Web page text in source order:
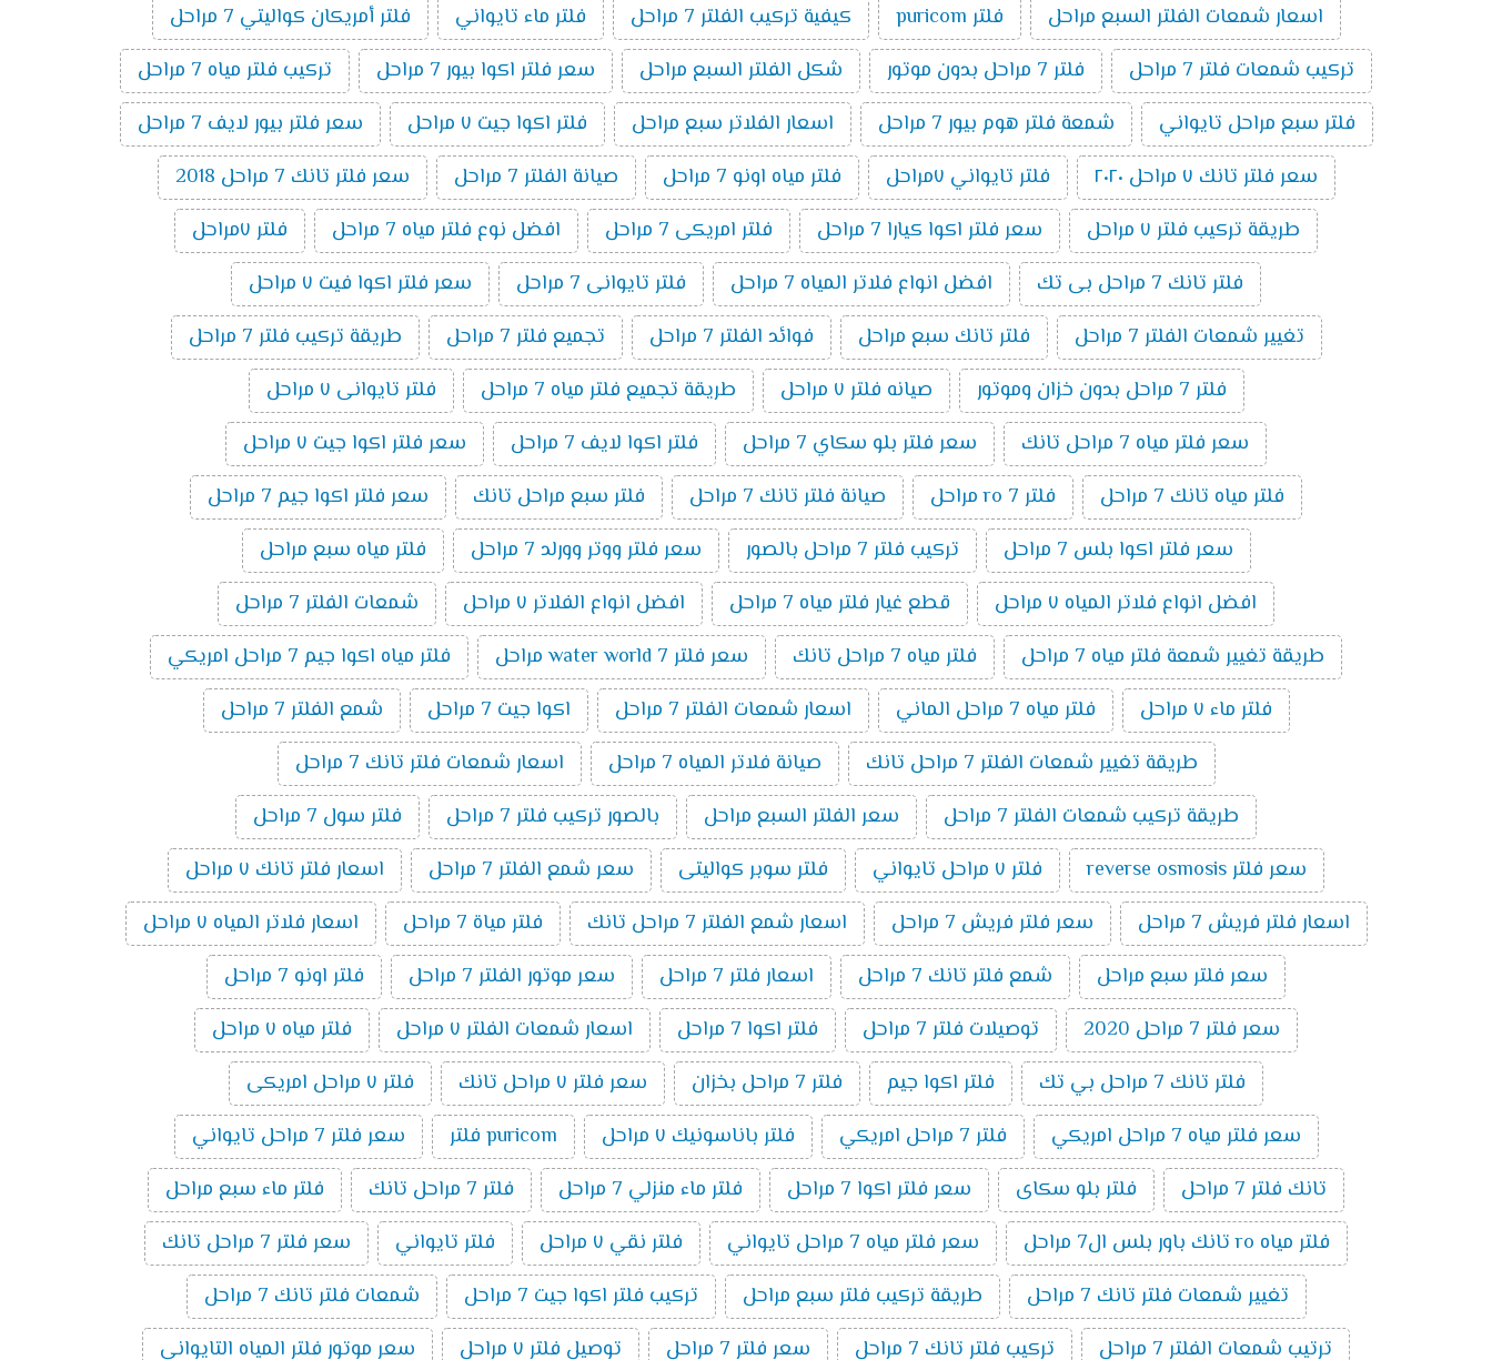
اسعار شمعات الفلتر السبع مراحل
فلتر puricom كيفية تركيب الفلتر 7 مراحل فلتر ماء تايواني
فلتر أمريكان كواليتي 7 مراحل
تركيب شمعات فلتر 7 مراحل
فلتر 7 مراحل بدون موتور شكل الفلتر السبع مراحل سعر فلتر اكوا بيور 7 مراحل
تركيب فلتر مياه 7 مراحل
فلتر سبع مراحل تايواني
شمعة فلتر هوم بيور 7 مراحل اسعار الفلاتر سبع مراحل فلتر اكوا جيت ٧ مراحل
سعر فلتر بيور لايف 7 مراحل
سعر فلتر تانك ٧ مراحل ٢٠٢٠
فلتر تايواني ٧مراحل فلتر مياه اونو 7 مراحل صيانة الفلتر 7 مراحل
سعر فلتر تانك 7 مراحل 2018
طريقة تركيب فلتر ٧ مراحل
سعر فلتر اكوا كيارا 7 مراحل فلتر امريكى 7 مراحل افضل نوع فلتر مياه 7 مراحل
فلتر ٧مراحل
فلتر تانك 7 مراحل بى تك
افضل انواع فلاتر المياه 7 مراحل فلتر تايوانى 7 مراحل
سعر فلتر اكوا فيت ٧ مراحل
تغيير شمعات الفلتر 7 مراحل
فلتر تانك سبع مراحل فوائد الفلتر 7 مراحل تجميع فلتر 7 مراحل
طريقة تركيب فلتر 7 مراحل
فلتر 7 مراحل بدون خزان وموتور
صيانه فلتر ٧ مراحل طريقة تجميع فلتر مياه 7 مراحل
فلتر تايوانى ٧ مراحل
سعر فلتر مياه 7 مراحل تانك
سعر فلتر بلو سكاي 7 مراحل فلتر اكوا لايف 7 مراحل
سعر فلتر اكوا جيت ٧ مراحل
فلتر مياه تانك 7 مراحل
فلتر ro 7 مراحل صيانة فلتر تانك 7 مراحل فلتر سبع مراحل تانك
سعر فلتر اكوا جيم 7 مراحل
سعر فلتر اكوا بلس 7 مراحل
تركيب فلتر 7 مراحل بالصور سعر فلتر ووتر وورلد 7 مراحل
فلتر مياه سبع مراحل
افضل انواع فلاتر المياه ٧ مراحل
قطع غيار فلتر مياه 7 مراحل افضل انواع الفلاتر ٧ مراحل
شمعات الفلتر 7 مراحل
طريقة تغيير شمعة فلتر مياه 7 مراحل
فلتر مياه 7 مراحل تانك سعر فلتر water world 7 مراحل
فلتر مياه اكوا جيم 7 مراحل امريكي
فلتر ماء ٧ مراحل
فلتر مياه 7 مراحل الماني اسعار شمعات الفلتر 7 مراحل اكوا جيت 7 مراحل
شمع الفلتر 7 مراحل
طريقة تغيير شمعات الفلتر 7 مراحل تانك
صيانة فلاتر المياه 7 مراحل
اسعار شمعات فلتر تانك 7 مراحل
طريقة تركيب شمعات الفلتر 7 مراحل
سعر الفلتر السبع مراحل بالصور تركيب فلتر 7 مراحل
فلتر سول 7 مراحل
سعر فلتر reverse osmosis
فلتر ٧ مراحل تايواني فلتر سوبر كواليتى سعر شمع الفلتر 7 مراحل
اسعار فلتر تانك ٧ مراحل
اسعار فلتر فريش 7 مراحل
سعر فلتر فريش 7 مراحل اسعار شمع الفلتر 7 مراحل تانك فلتر مياة 7 مراحل
اسعار فلاتر المياه ٧ مراحل
سعر فلتر سبع مراحل
شمع فلتر تانك 7 مراحل اسعار فلتر 7 مراحل سعر موتور الفلتر 7 مراحل
فلتر اونو 7 مراحل
سعر فلتر 7 مراحل 2020
توصيلات فلتر 7 مراحل فلتر اكوا 7 مراحل اسعار شمعات الفلتر ٧ مراحل
فلتر مياه ٧ مراحل
فلتر تانك 7 مراحل بي تك
فلتر اكوا جيم فلتر 7 مراحل بخزان سعر فلتر ٧ مراحل تانك
فلتر ٧ مراحل امريكى
سعر فلتر مياه 7 مراحل امريكي
فلتر 7 مراحل امريكي فلتر باناسونيك ٧ مراحل puricom فلتر
سعر فلتر 7 مراحل تايواني
تانك فلتر 7 مراحل
فلتر بلو سكاى سعر فلتر اكوا 7 مراحل فلتر ماء منزلي 7 مراحل فلتر 7 مراحل تانك
فلتر ماء سبع مراحل
فلتر مياه ro تانك باور بلس ال7 مراحل
سعر فلتر مياه 7 مراحل تايواني فلتر نقي ٧ مراحل فلتر تايواني
سعر فلتر 7 مراحل تانك
تغيير شمعات فلتر تانك 7 مراحل
طريقة تركيب فلتر سبع مراحل تركيب فلتر اكوا جيت 7 مراحل
شمعات فلتر تانك 7 مراحل
ترتيب شمعات الفلتر 7 مراحل
تركيب فلتر تانك 7 مراحل سعر فلتر 7 مراحل توصيل فلتر ٧ مراحل سعر موتور فلتر المياه التايواني